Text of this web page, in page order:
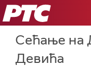
РТС
Сећање на
Девића